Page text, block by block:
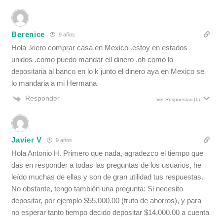
Berenice 9 años
Hola .kiero comprar casa en Mexico .estoy en estados
unidos .como puedo mandar ell dinero .oh como lo
depositaria al banco en lo k junto el dinero aya en Mexico se
lo mandaria a mi Hermana
Responder Ver Respuestas(1)
Javier V 9 años
Hola Antonio H. Primero que nada, agradezco el tiempo que
das en responder a todas las preguntas de los usuarios, he
leído muchas de ellas y son de gran utilidad tus respuestas.
No obstante, tengo también una pregunta: Si necesito
depositar, por ejemplo $55,000.00 (fruto de ahorros), y para
no esperar tanto tiempo decido depositar $14,000.00 a cuenta